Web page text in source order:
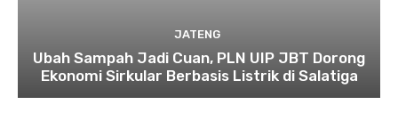
JATENG
Ubah Sampah Jadi Cuan, PLN UIP JBT Dorong
Ekonomi Sirkular Berbasis Listrik di Salatiga